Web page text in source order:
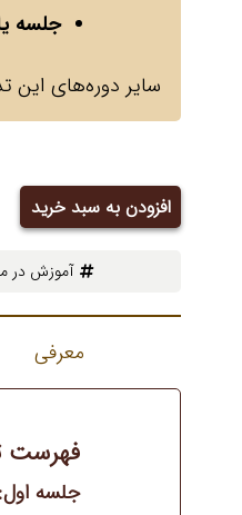
جلسه
سایر دوره‌های این
دوره
کتاب
افزودن به سبد خرید
آموزش در
معرفی
فهرست
جلسه اول: